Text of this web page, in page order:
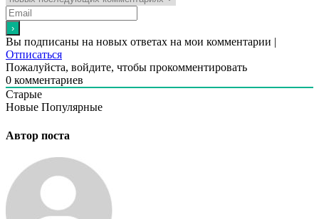
Вы подписаны на новых ответах на мои комментарии |
Отписаться
Пожалуйста, войдите, чтобы прокомментировать
0 комментариев
Старые
Новые Популярные
Автор поста